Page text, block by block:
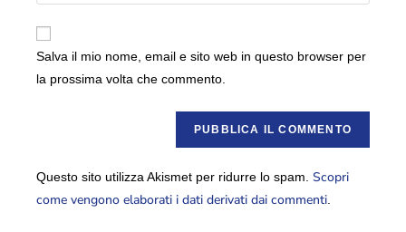
Salva il mio nome, email e sito web in questo browser per
la prossima volta che commento.
Questo sito utilizza Akismet per ridurre lo spam. Scopri
come vengono elaborati i dati derivati dai commenti